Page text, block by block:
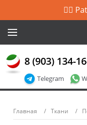
🙋‍♀️
Telegram
8 (903) 134-
Главная Ткани